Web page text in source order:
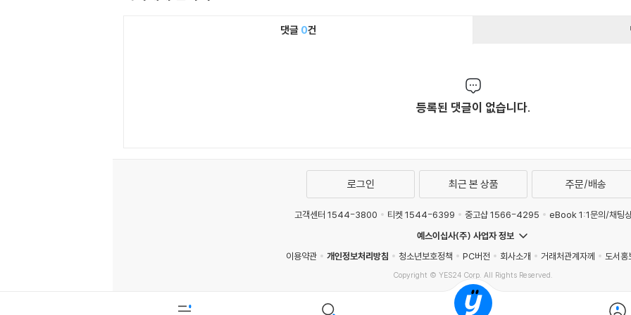
댓글 0건
등록된 댓글이 없습니다.
로그인 최근 본 상품 주문/배송
고객센터 1544-3800 티켓 1544-6399 중고샵 1566-4295
eBook 1:1문의/채팅
예스이십사(주) 사업자 정보
이용약관
개인정보처리방침 청소년보호정책 PC버전 회사소개 거래처관계자께 도서홍
Copyright © YES24 Corp. All Rights Reserved.